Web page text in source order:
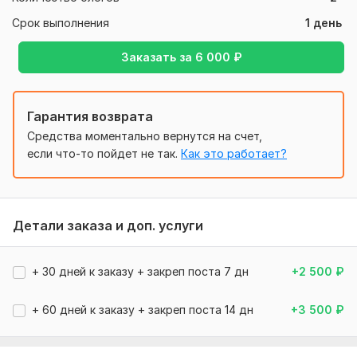
Срок выполнения
1 день
Заказать за 6 000 ₽
Гарантия возврата
Средства моментально вернутся на счет,
если что-то пойдет не так. Как это работает?
Детали заказа и доп. услуги
+ 30 дней к заказу + закреп поста 7 дн +2 500 ₽
+ 60 дней к заказу + закреп поста 14 дн +3 500 ₽
Ответ продавца
K Kurteepofmfhhrh
Всё сделано отлично. Задача выполнена
досрочно, качество порадовало. Рекомендую
исполнителя!
Ответ продавца
Все отлично и быстро, спасибо за помощь в